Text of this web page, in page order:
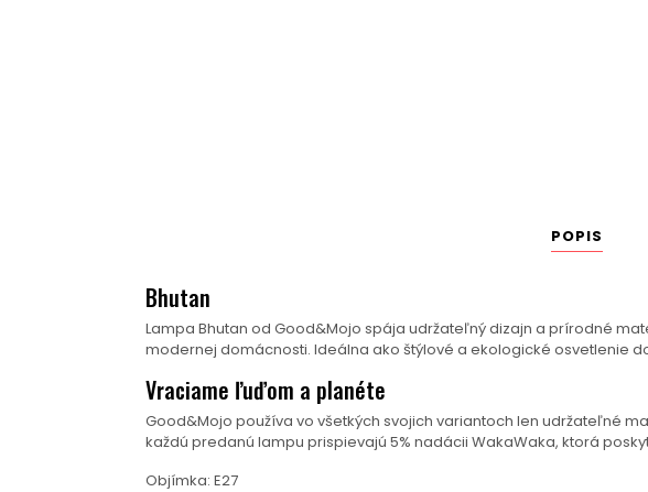
POPIS
Bhutan
Lampa Bhutan od Good&Mojo spája udržateľný dizajn a prírodné
modernej domácnosti. Ideálna ako štýlové a ekologické osvetlenie
Vraciame ľuďom a planéte
Good&Mojo používa vo všetkých svojich variantoch len udržateľné
každú predanú lampu prispievajú 5% nadácii WakaWaka, ktorá
Objímka: E27